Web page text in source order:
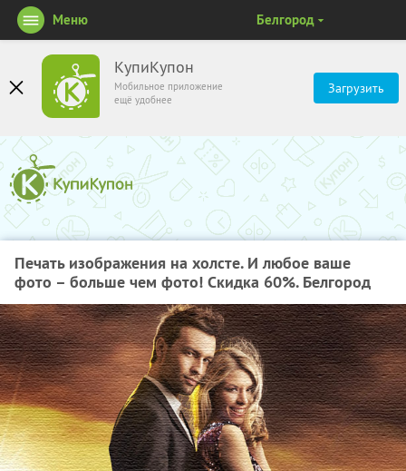
КупиКупон
Мобильное приложение
ещё удобнее
Загрузить
Меню Белгород
Печать изображения на холсте. И любое ваше
фото – больше чем фото! Скидка 60%. Белгород